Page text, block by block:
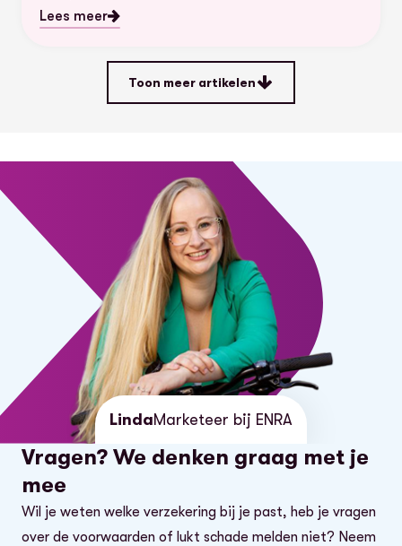
Lees meer
Toon meer artikelen
LindaMarketeer bij ENRA
Vragen? We denken graag met je
mee
Wil je weten welke verzekering bij je past, heb je vragen
over de voorwaarden of lukt schade melden niet? Neem